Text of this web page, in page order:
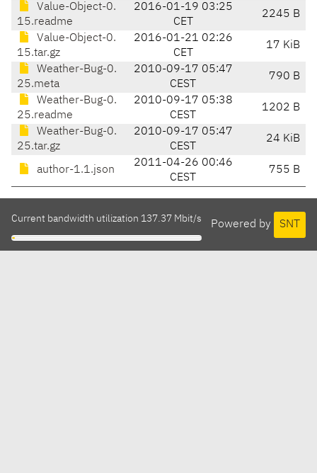
Value-Object-0.
15.readme
2016-01-19 03:25
CET
2245 B
Value-Object-0.
15.tar.gz
2016-01-21 02:26
CET
17 KiB
Weather-Bug-0.
25.meta
2010-09-17 05:47
CEST
790 B
Weather-Bug-0.
25.readme
2010-09-17 05:38
CEST
1202 B
Weather-Bug-0.
25.tar.gz
2010-09-17 05:47
CEST
24 KiB
author-1.1.json
2011-04-26 00:46
CEST
755 B
Powered by SNT
Current bandwidth utilization 137.37 Mbit/s